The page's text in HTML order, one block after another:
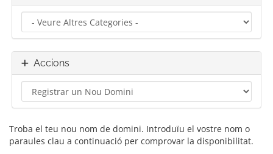
Accions
Troba el teu nou nom de domini. Introduïu el vostre nom o
paraules clau a continuació per comprovar la disponibilitat.